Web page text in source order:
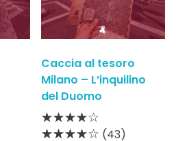
Caccia al tesoro
Milano – L’inquilino
del Duomo
(43)